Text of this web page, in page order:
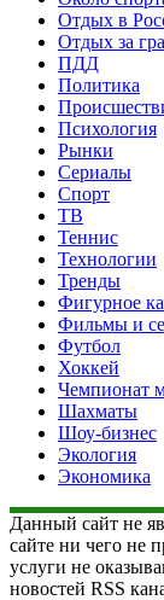
Отдых в
Отдых за
ПДД
Политика
Психология
Рынки
Сериалы
Спорт
ТВ
Теннис
Технологии
Тренды
Фигурное
Фильмы и
Футбол
Хоккей
Чемпионат
Шахматы
Шоу-бизнес
Экология
Экономика
Данный сайт не
сайте ни чего не
услуги не
новостей RSS